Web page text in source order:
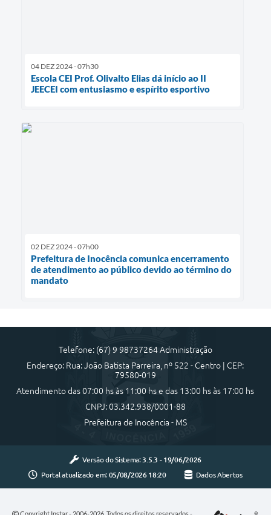
04 DEZ 2024 - 07h30
Escola CEI Prof. Olivalto Elias dá início ao II
JEECEI com entusiasmo e espírito esportivo
02 DEZ 2024 - 07h00
Prefeitura de Inocência comunica encerramento
de atendimento ao público devido ao término do
mandato
Telefone: (67) 9 98737264 Administração
Endereço: Rua: João Batista Parreira, nº 522 - Centro | CEP:
79580-019
Atendimento das 07:00 hs às 11:00 hs e das 13:00 hs às 17:00 hs
CNPJ: 03.342.938/0001-88
Prefeitura de Inocência - MS
Versão do Sistema: 3.5.3 - 19/06/2026
Portal atualizado em: 05/08/2026 18:20 Dados Abertos